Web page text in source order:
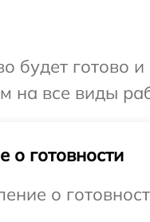
будет
на все виды
готовности
о